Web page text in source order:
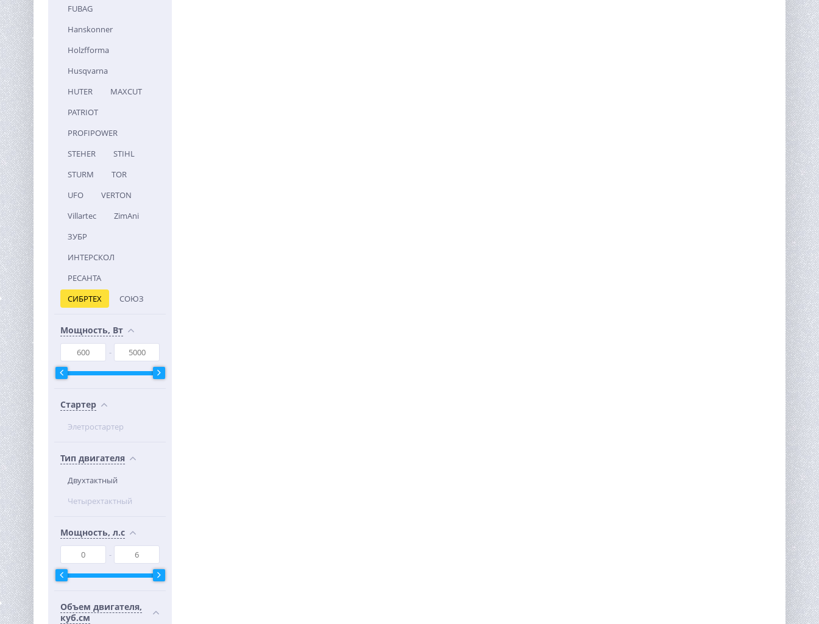
FUBAG
Hanskonner
Holzfforma
Husqvarna
HUTER
MAXCUT
PATRIOT
PROFIPOWER
STEHER
STIHL
STURM
TOR
UFO
VERTON
Villartec
ZimAni
ЗУБР
ИНТЕРСКОЛ
РЕСАНТА
СИБРТЕХ
СОЮЗ
Мощность, Вт
Стартер
Элетростартер
Тип двигателя
Двухтактный
Четырехтактный
Мощность, л.с
Объем двигателя,
куб.см